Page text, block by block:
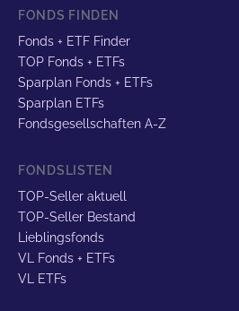
FONDS FINDEN
Fonds + ETF Finder
TOP Fonds + ETFs
Sparplan Fonds + ETFs
Sparplan ETFs
Fondsgesellschaften A-Z
FONDSLISTEN
TOP-Seller aktuell
TOP-Seller Bestand
Lieblingsfonds
VL Fonds + ETFs
VL ETFs